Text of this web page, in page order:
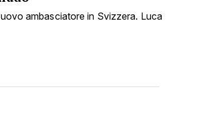
ambasciatore in Svizzera. Luca